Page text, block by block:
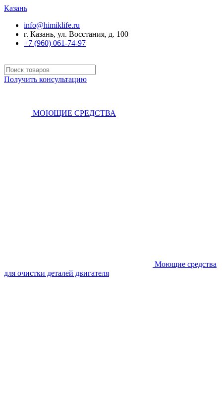
Казань
info@himiklife.ru
г. Казань, ул. Восстания, д. 100
+7 (960) 061-74-97
Получить консультацию
МОЮЩИЕ СРЕДСТВА
Моющие средства
для очистки деталей двигателя